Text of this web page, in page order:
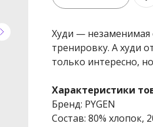
Худи — незаменимая
тренировку. А худи
только интересно,
Характеристики
Бренд: PYGEN
Состав: 80% хлопок,